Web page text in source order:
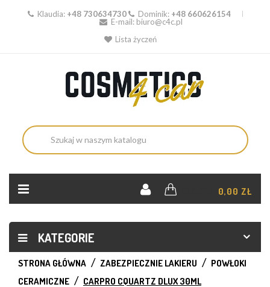
Klaudia: +48 730634730 Dominik: +48 660626154
E-mail: biuro@c4c.pl
Lista życzeń
0,00 ZŁ
KATEGORIE
STRONA GŁÓWNA ZABEZPIECZNIE LAKIERU
POWŁOKI
CERAMICZNE
CARPRO CQUARTZ DLUX 30ML